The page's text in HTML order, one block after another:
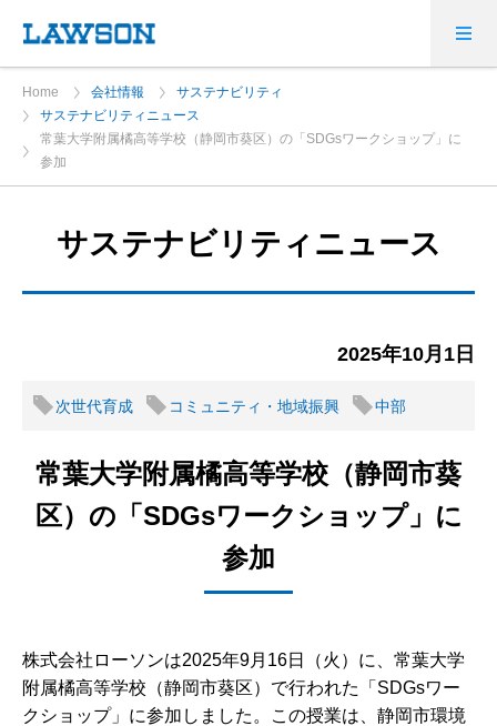
Home 会社情報
サステナビリティ
サステナビリティニュース
常葉大学附属橘高等学校（静岡市葵区）の「SDGsワークショップ」に
参加
サステナビリティニュース
2025年10月1日
次世代育成 コミュニティ・地域振興 中部
常葉大学附属橘高等学校（静岡市葵
区）の「SDGsワークショップ」に
参加
株式会社ローソンは2025年9月16日（火）に、常葉大学
附属橘高等学校（静岡市葵区）で行われた「SDGsワー
クショップ」に参加しました。この授業は、静岡市環境